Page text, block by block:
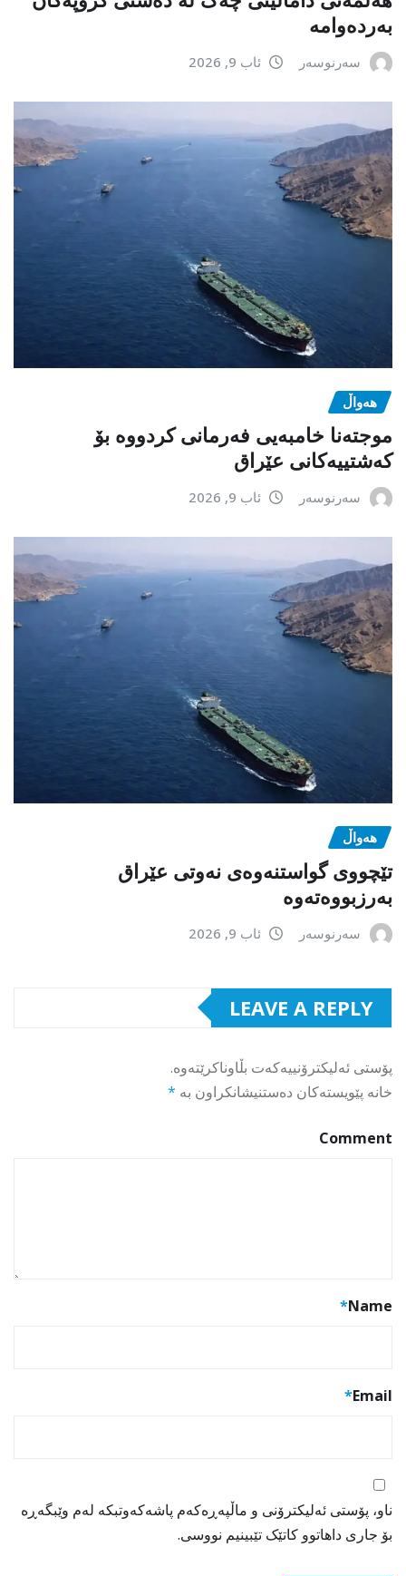
بەردەوامە
سەرنوسەر ئاب 9, 2026
هەواڵ
موجتەنا خامبەیی فەرمانی کردووە بۆ
کەشتییەکانی عێراق
سەرنوسەر ئاب 9, 2026
هەواڵ
تێچووی گواستنەوەی نەوتی عێراق
بەرزبووەتەوە
سەرنوسەر ئاب 9, 2026
LEAVE A REPLY
پۆستی ئەلیکترۆنییەکەت بڵاوناکرێتەوە.
خانە پێویستەکان دەستنیشانکراون بە *
Comment
Name
*
Email
*
ناو، پۆستی ئەلیکترۆنی و ماڵپەڕەکەم پاشەکەوتبکە لەم وێبگەڕە
بۆ جاری داهاتوو کاتێک تێبینیم نووسی.